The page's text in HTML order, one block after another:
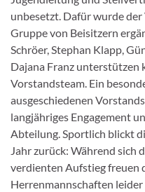
unbesetzt. Dafür wurde
Gruppe von Beisitzern
Schröer, Stephan Klapp,
Dajana Franz unterstützen
Vorstandsteam. Ein
ausgeschiedenen
langjähriges Engagement
Abteilung. Sportlich blickt
Jahr zurück: Während sich
verdienten Aufstieg freuen
Herrenmannschaften